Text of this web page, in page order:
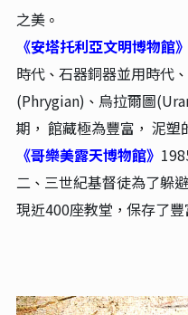
之美。
《安塔托利亞文明博物館》
時代、 石器銅器並用時代、
(Phrygian) 、 烏拉爾圖
期 ， 館藏極為豐富 ， 泥塑
《哥樂美露天博物館》
二 、 三世紀基督徒為了躲
現近400座教堂 ， 保存了